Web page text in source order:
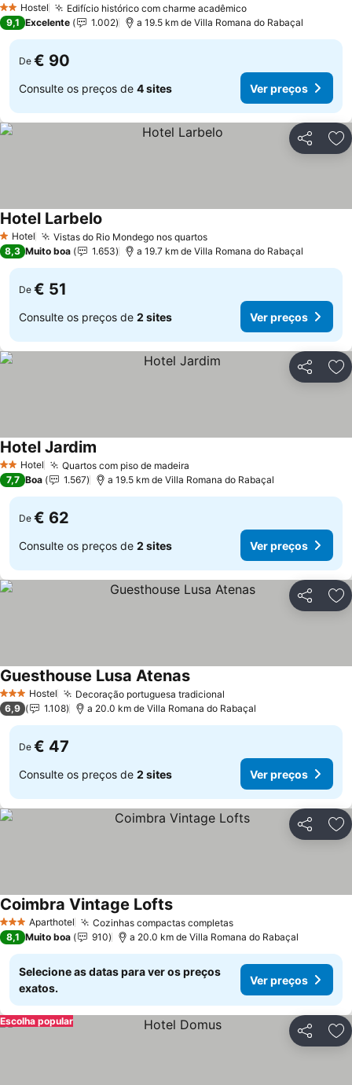
2 Estrelas
Hostel Edifício histórico com charme acadêmicoVer preços
9,1 Excelente 1.002 a 19.5 km de Villa Romana do Rabaçal
De € 90
Consulte os preços de 4 sites Ver preços
Partilhar
1 Estrelas
Hotel Vistas do Rio Mondego nos quartosVer preços
Hotel Larbelo
8,3 Muito boa 1.653 a 19.7 km de Villa Romana do Rabaçal
De € 51
Consulte os preços de 2 sites Ver preços
Partilhar
2 Estrelas
Hotel Quartos com piso de madeira
Hotel Jardim
7,7 Boa 1.567 a 19.5 km de Villa Romana do Rabaçal
De € 62
Consulte os preços de 2 sites Ver preços
Partilhar
3 EstrelasHostel Decoração portuguesa tradicional
Guesthouse Lusa AtenasVer preços
6,9 1.108 a 20.0 km de Villa Romana do Rabaçal
De € 47
Consulte os preços de 2 sites Ver preços
Partilhar
3 EstrelasAparthotel Cozinhas compactas completasVer preços
Coimbra Vintage LoftsVer preços
8,1 Muito boa 910 a 20.0 km de Villa Romana do Rabaçal
Selecione as datas para ver os preços
exatos.
Ver preços
Partilhar
Escolha popular